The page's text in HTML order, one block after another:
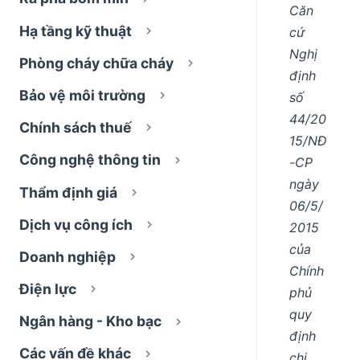
Hạ tầng kỹ thuật
Phòng cháy chữa cháy
Bảo vệ môi trường
Chính sách thuế
Công nghệ thông tin
Thẩm định giá
Dịch vụ công ích
Doanh nghiệp
Điện lực
Ngân hàng - Kho bạc
Các vấn đề khác
Căn
cứ
Nghị
định
số
44/20
15/NĐ
-CP
ngày
06/5/
2015
của
Chính
phủ
quy
định